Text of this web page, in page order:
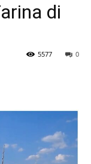
di
0
5577